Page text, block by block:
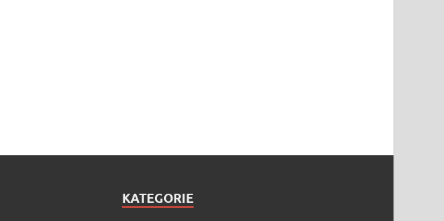
KATEGORIE